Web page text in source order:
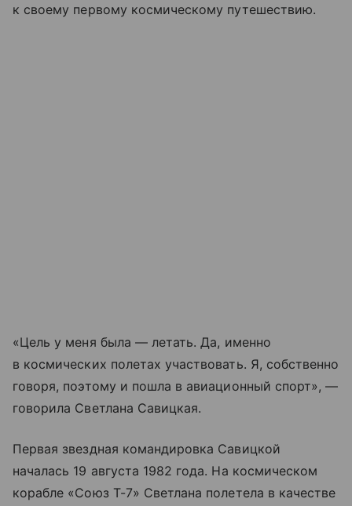
к своему первому космическому путешествию.
«Цель у меня была — летать. Да, именно
в космических полетах участвовать. Я, собственно
говоря, поэтому и пошла в авиационный спорт», —
говорила Светлана Савицкая.
Первая звездная командировка Савицкой
началась 19 августа 1982 года. На космическом
корабле «Союз Т-7» Светлана полетела в качестве